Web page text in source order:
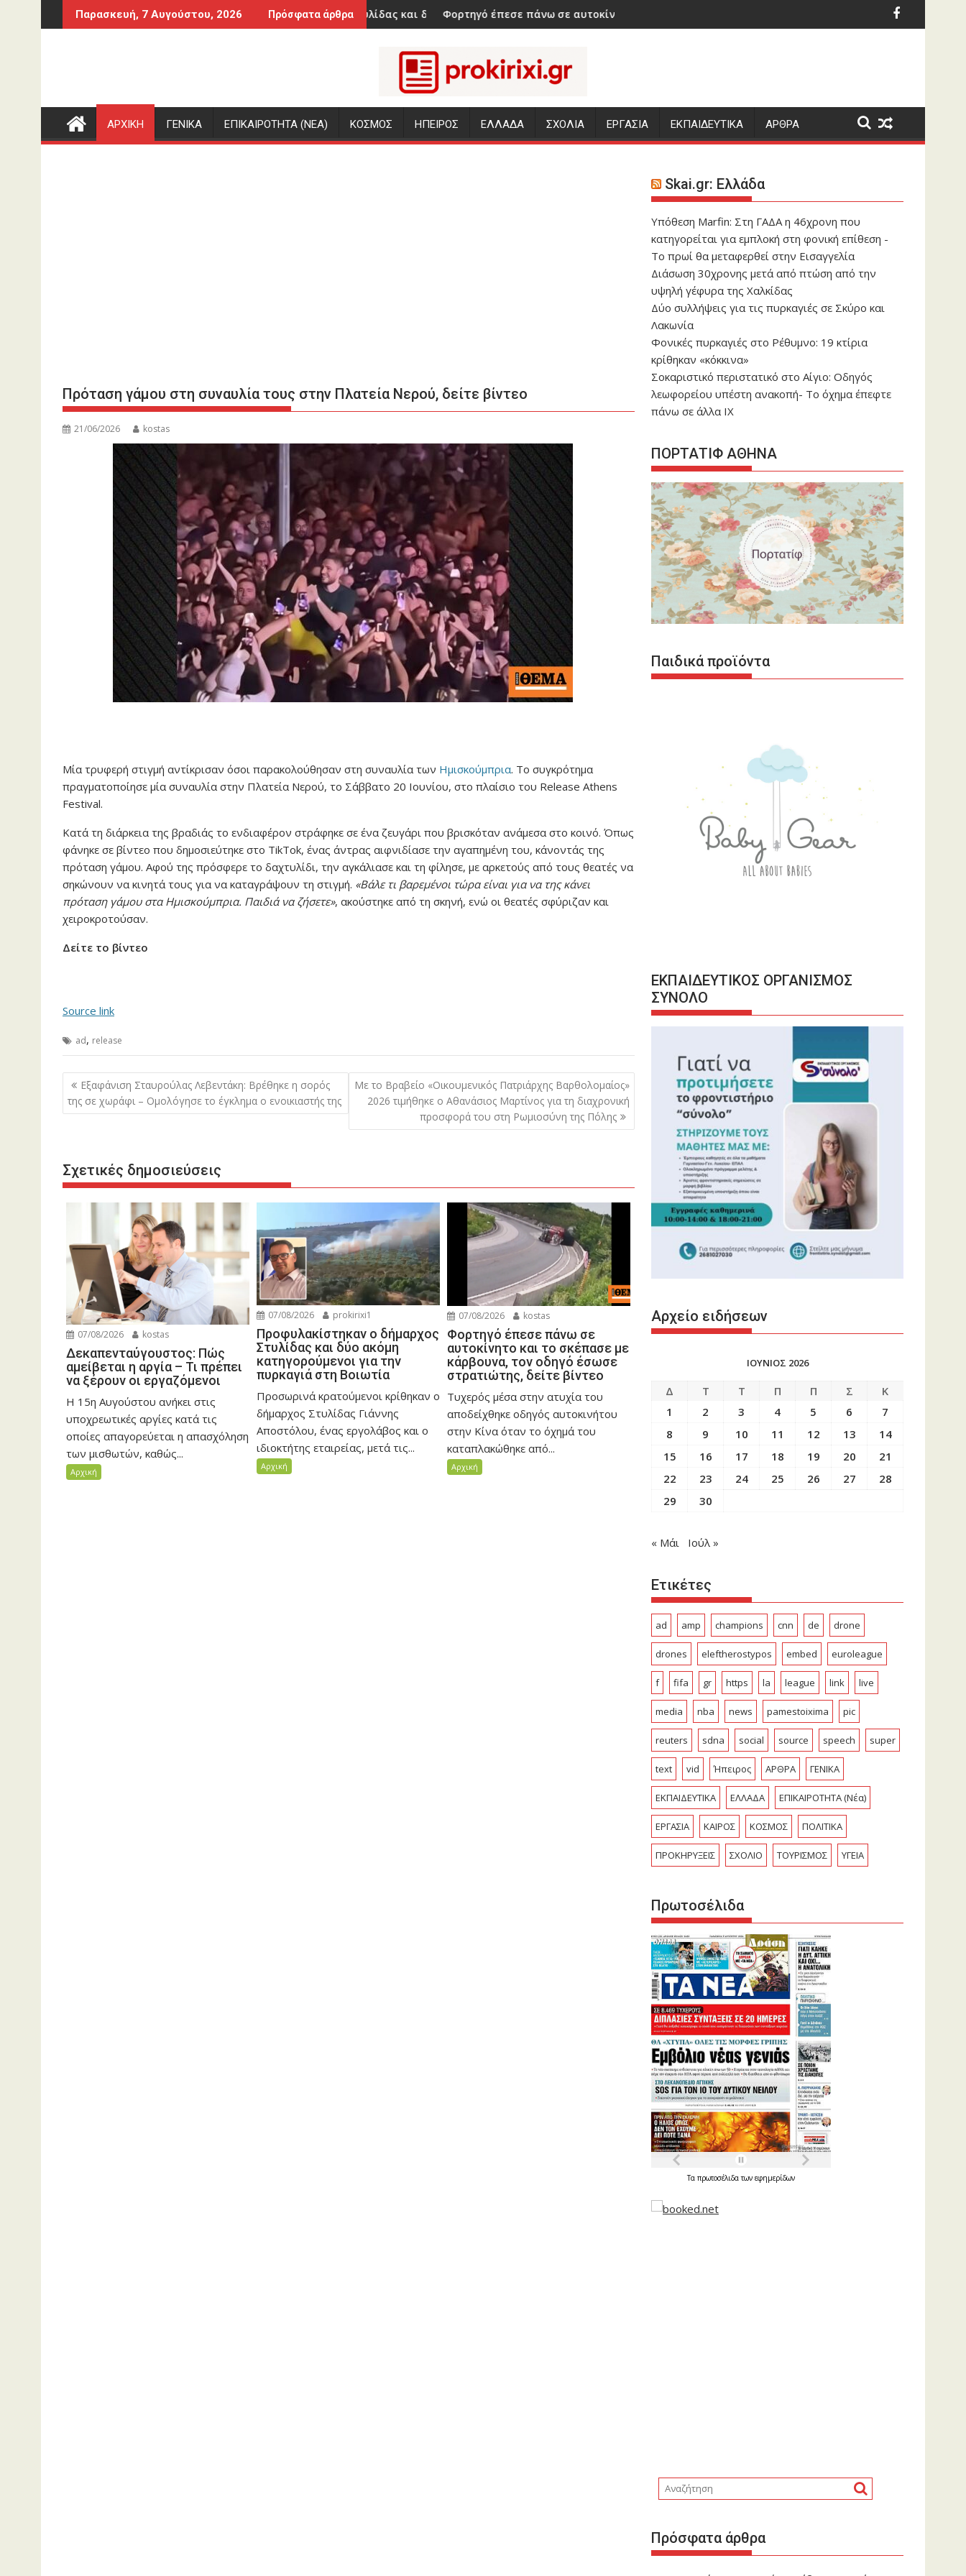
Περάστε
στο
Παρασκευή, 7 Αυγούστου, 2026 Πρόσφατα άρθρα
η αργία – Τι πρέπει να ξέρουν οι εργαζόμενοι
Προφυλακίστηκαν ο δήμαρχος Στυλίδας και δύο ακόμη κατηγορούμενοι για την πυρκαγιά στη Βοιωτία
Φορτηγό έπεσε πάνω σε αυτοκίνητο και το σκέπασε με κάρβουνα, τον οδηγό έσωσε στρατιώτης, δείτε βίντεο
Υπόθεση Marfin: Στη ΓΑΔΑ η 46χρονη – Αύριο στον Εισαγγελέα
«Μαρμαροκολόνα
ΑΡΧΙΚΗ ΓΕΝΙΚΑ ΕΠΙΚΑΙΡΟΤΗΤΑ (ΝΕΑ) ΚΟΣΜΟΣ ΗΠΕΙΡΟΣ ΕΛΛΑΔΑ ΣΧΟΛΙΑ ΕΡΓΑΣΙΑ ΕΚΠΑΙΔΕΥΤΙΚΑ ΑΡΘΡΑ
Πρόταση γάμου στη συναυλία τους στην Πλατεία Νερού, δείτε βίντεο
21/06/2026 kostas
Μία τρυφερή στιγμή αντίκρισαν όσοι παρακολούθησαν στη συναυλία των Ημισκούμπρια. Το συγκρότημα
πραγματοποίησε μία συναυλία στην Πλατεία Νερού, το Σάββατο 20 Ιουνίου, στο πλαίσιο του Release Athens
Festival.
Κατά τη διάρκεια της βραδιάς το ενδιαφέρον στράφηκε σε ένα ζευγάρι που βρισκόταν ανάμεσα στο κοινό. Όπως
φάνηκε σε βίντεο που δημοσιεύτηκε στο TikTok, ένας άντρας αιφνιδίασε την αγαπημένη του, κάνοντάς της
πρόταση γάμου. Αφού της πρόσφερε το δαχτυλίδι, την αγκάλιασε και τη φίλησε, με αρκετούς από τους θεατές να
σηκώνουν να κινητά τους για να καταγράψουν τη στιγμή. «Βάλε τι βαρεμένοι τώρα είναι για να της κάνει
πρόταση γάμου στα Ημισκούμπρια. Παιδιά να ζήσετε», ακούστηκε από τη σκηνή, ενώ οι θεατές σφύριζαν και
χειροκροτούσαν.
Δείτε το βίντεο
Source link
ad, release
Πλοήγηση
άρθρων
Εξαφάνιση Σταυρούλας Λεβεντάκη: Βρέθηκε η σορός
της σε χωράφι – Ομολόγησε το έγκλημα ο ενοικιαστής της
Με το Βραβείο «Οικουμενικός Πατριάρχης Βαρθολομαίος»
2026 τιμήθηκε ο Αθανάσιος Μαρτίνος για τη διαχρονική
προσφορά του στη Ρωμιοσύνη της Πόλης
Σχετικές δημοσιεύσεις
07/08/2026 kostas
Δεκαπενταύγουστος: Πώς
αμείβεται η αργία – Τι πρέπει
να ξέρουν οι εργαζόμενοι
Η 15η Αυγούστου ανήκει στις
υποχρεωτικές αργίες κατά τις
οποίες απαγορεύεται η απασχόληση
των μισθωτών, καθώς...
Αρχική
07/08/2026 prokirixi1
Προφυλακίστηκαν ο δήμαρχος
Στυλίδας και δύο ακόμη
κατηγορούμενοι για την
πυρκαγιά στη Βοιωτία
Προσωρινά κρατούμενοι κρίθηκαν ο
δήμαρχος Στυλίδας Γιάννης
Αποστόλου, ένας εργολάβος και ο
ιδιοκτήτης εταιρείας, μετά τις...
Αρχική
07/08/2026 kostas
Φορτηγό έπεσε πάνω σε
αυτοκίνητο και το σκέπασε με
κάρβουνα, τον οδηγό έσωσε
στρατιώτης, δείτε βίντεο
Τυχερός μέσα στην ατυχία του
αποδείχθηκε οδηγός αυτοκινήτου
στην Κίνα όταν το όχημά του
καταπλακώθηκε από...
Αρχική
Skai.gr: Ελλάδα
Υπόθεση Marfin: Στη ΓΑΔΑ η 46χρονη που
κατηγορείται για εμπλοκή στη φονική επίθεση -
Το πρωί θα μεταφερθεί στην Εισαγγελία
Διάσωση 30χρονης μετά από πτώση από την
υψηλή γέφυρα της Χαλκίδας
Δύο συλλήψεις για τις πυρκαγιές σε Σκύρο και
Λακωνία
Φονικές πυρκαγιές στο Ρέθυμνο: 19 κτίρια
κρίθηκαν «κόκκινα»
Σοκαριστικό περιστατικό στο Αίγιο: Οδηγός
λεωφορείου υπέστη ανακοπή- Tο όχημα έπεφτε
πάνω σε άλλα ΙΧ
ΠΟΡΤΑΤΙΦ ΑΘΗΝΑ
Παιδικά προϊόντα
ΕΚΠΑΙΔΕΥΤΙΚΟΣ ΟΡΓΑΝΙΣΜΟΣ
ΣΥΝΟΛΟ
Αρχείο ειδήσεων
ΙΟΥΝΙΟΣ 2026
Δ Τ Τ Π Π Σ
Κ
1
2 3 4 5 6
7
8
9 10 11 12 13
14
15
16 17 18 19 20
21
22
23 24 25 26 27
28
29
30
« Μάι Ιούλ »
Ετικέτες
ad amp champions cnn de drone
drones eleftherostypos embed euroleague
f fifa gr https la league link live
media nba news pamestoixima pic
reuters sdna social source speech super
text vid Ήπειρος ΑΡΘΡΑ ΓΕΝΙΚΑ
ΕΚΠΑΙΔΕΥΤΙΚΑ ΕΛΛΑΔΑ ΕΠΙΚΑΙΡΟΤΗΤΑ (Νέα)
ΕΡΓΑΣΙΑ ΚΑΙΡΟΣ ΚΟΣΜΟΣ ΠΟΛΙΤΙΚΑ
ΠΡΟΚΗΡΥΞΕΙΣ ΣΧΟΛΙΟ ΤΟΥΡΙΣΜΟΣ ΥΓΕΙΑ
Πρωτοσέλιδα
Τα πρωτοσέλιδατων εφημερίδων
Πρόσφατα άρθρα